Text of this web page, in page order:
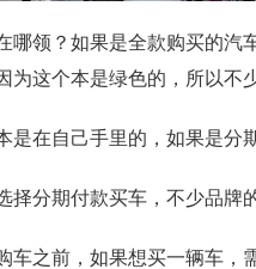
哪领？ 如果是全款购买的汽
为这个本是绿色的，所以不
是在自己手里的，如果是分
择分期付款买车，不少品牌
车之前，如果想买一辆车，